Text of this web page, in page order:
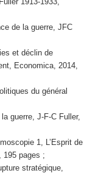
de la guerre, JFC
et déclin de
Economica, 2014,
du général
guerre, J-F-C Fuller,
1, L’Esprit de
195 pages ;
stratégique,